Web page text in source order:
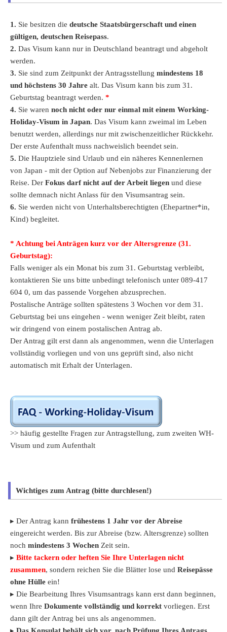
1. Sie besitzen die deutsche Staatsbürgerschaft und einen
gültigen, deutschen Reisepass.
2. Das Visum kann nur in Deutschland beantragt und abgeholt
werden.
3. Sie sind zum Zeitpunkt der Antragsstellung mindestens 18
und höchstens 30 Jahre alt. Das Visum kann bis zum 31.
Geburtstag beantragt werden. *
4. Sie waren noch nicht oder nur einmal mit einem Working-
Holiday-Visum in Japan. Das Visum kann zweimal im Leben
benutzt werden, allerdings nur mit zwischenzeitlicher Rückkehr.
Der erste Aufenthalt muss nachweislich beendet sein.
5. Die Hauptziele sind Urlaub und ein näheres Kennenlernen
von Japan - mit der Option auf Nebenjobs zur Finanzierung der
Reise. Der Fokus darf nicht auf der Arbeit liegen und diese
sollte demnach nicht Anlass für den Visumsantrag sein.
6. Sie werden nicht von Unterhaltsberechtigten (Ehepartner*in,
Kind) begleitet.
* Achtung bei Anträgen kurz vor der Altersgrenze (31.
Geburtstag):
Falls weniger als ein Monat bis zum 31. Geburtstag verbleibt,
kontaktieren Sie uns bitte unbedingt telefonisch unter 089-417
604 0, um das passende Vorgehen abzusprechen.
Postalische Anträge sollten spätestens 3 Wochen vor dem 31.
Geburtstag bei uns eingehen - wenn weniger Zeit bleibt, raten
wir dringend von einem postalischen Antrag ab.
Der Antrag gilt erst dann als angenommen, wenn die Unterlagen
vollständig vorliegen und von uns geprüft sind, also nicht
automatisch mit Erhalt der Unterlagen.
>> häufig gestellte Fragen zur Antragstellung, zum zweiten WH-
Visum und zum Aufenthalt
Wichtiges zum Antrag (bitte durchlesen!)
▸ Der Antrag kann frühestens 1 Jahr vor der Abreise
eingereicht werden. Bis zur Abreise (bzw. Altersgrenze) sollten
noch mindestens 3 Wochen Zeit sein.
▸ Bitte tackern oder heften Sie Ihre Unterlagen nicht
zusammen, sondern reichen Sie die Blätter lose und Reisepässe
ohne Hülle ein!
▸ Die Bearbeitung Ihres Visumsantrags kann erst dann beginnen,
wenn Ihre Dokumente vollständig und korrekt vorliegen. Erst
dann gilt der Antrag bei uns als angenommen.